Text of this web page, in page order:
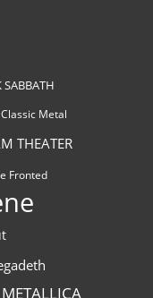
SABBATH
Classic Metal
THEATER
Fronted
METALLICA